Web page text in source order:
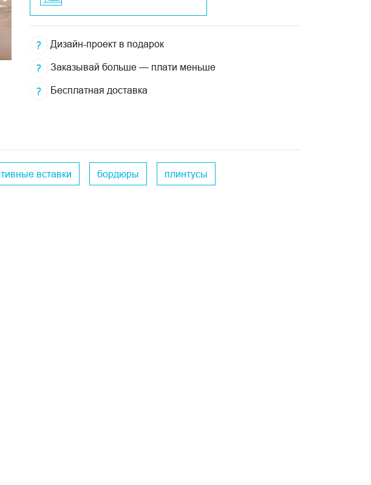
Дизайн-проект в подарок
Заказывай больше — плати меньше
Бесплатная доставка
вставки бордюры плинтусы